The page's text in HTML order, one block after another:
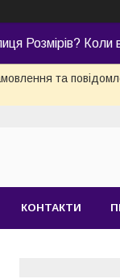
Розмірів? Коли
та
КОНТАКТИ